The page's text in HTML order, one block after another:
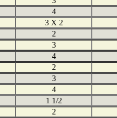
4
3 X 2
2
3
4
2
3
4
1 1/2
2